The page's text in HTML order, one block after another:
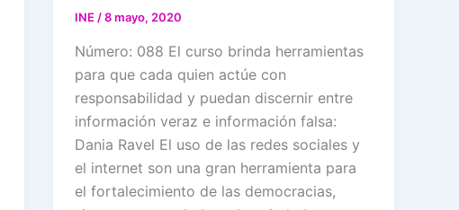
INE/8 mayo, 2020
Número: 088 El curso brinda herramientas
para que cada quien actúe con
responsabilidad y puedan discernir entre
información veraz e información falsa:
Dania Ravel El uso de las redes sociales y
el internet son una gran herramienta para
el fortalecimiento de las democracias,